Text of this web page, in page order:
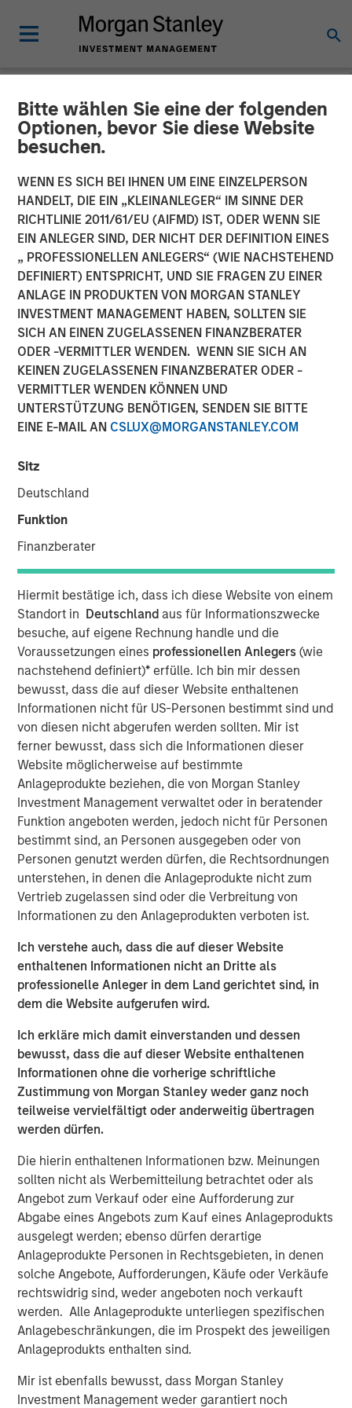
Bitte wählen Sie eine der folgenden
Optionen, bevor Sie diese Website
besuchen.
WENN ES SICH BEI IHNEN UM EINE EINZELPERSON
HANDELT, DIE EIN „KLEINANLEGER“ IM SINNE DER
RICHTLINIE 2011/61/EU (AIFMD) IST, ODER WENN SIE
EIN ANLEGER SIND, DER NICHT DER DEFINITION EINES
„ PROFESSIONELLEN ANLEGERS“ (WIE NACHSTEHEND
DEFINIERT) ENTSPRICHT, UND SIE FRAGEN ZU EINER
ANLAGE IN PRODUKTEN VON MORGAN STANLEY
INVESTMENT MANAGEMENT HABEN, SOLLTEN SIE
SICH AN EINEN ZUGELASSENEN FINANZBERATER
ODER -VERMITTLER WENDEN. WENN SIE SICH AN
KEINEN ZUGELASSENEN FINANZBERATER ODER -
VERMITTLER WENDEN KÖNNEN UND
UNTERSTÜTZUNG BENÖTIGEN, SENDEN SIE BITTE
EINE E-MAIL AN CSLUX@MORGANSTANLEY.COM
Sitz
Deutschland
Funktion
Finanzberater
Hiermit bestätige ich, dass ich diese Website von einem
Standort in Deutschland aus für Informationszwecke
besuche, auf eigene Rechnung handle und die
Voraussetzungen eines professionellen Anlegers(wie
nachstehend definiert)* erfülle. Ich bin mir dessen
bewusst, dass die auf dieser Website enthaltenen
Informationen nicht für US-Personen bestimmt sind und
von diesen nicht abgerufen werden sollten. Mir ist
ferner bewusst, dass sich die Informationen dieser
Website möglicherweise auf bestimmte
Anlageprodukte beziehen, die von Morgan Stanley
Investment Management verwaltet oder in beratender
Funktion angeboten werden, jedoch nicht für Personen
bestimmt sind, an Personen ausgegeben oder von
Personen genutzt werden dürfen, die Rechtsordnungen
unterstehen, in denen die Anlageprodukte nicht zum
Vertrieb zugelassen sind oder die Verbreitung von
Informationen zu den Anlageprodukten verboten ist.
Ich verstehe auch, dass die auf dieser Website
enthaltenen Informationen nicht an Dritte als
professionelle Anleger in dem Land gerichtet sind, in
dem die Website aufgerufen wird.
Ich erkläre mich damit einverstanden und dessen
bewusst, dass die auf dieser Website enthaltenen
Informationen ohne die vorherige schriftliche
Zustimmung von Morgan Stanley weder ganz noch
teilweise vervielfältigt oder anderweitig übertragen
werden dürfen.
Die hierin enthaltenen Informationen bzw. Meinungen
sollten nicht als Werbemitteilung betrachtet oder als
Angebot zum Verkauf oder eine Aufforderung zur
Abgabe eines Angebots zum Kauf eines Anlageprodukts
ausgelegt werden; ebenso dürfen derartige
Anlageprodukte Personen in Rechtsgebieten, in denen
solche Angebote, Aufforderungen, Käufe oder Verkäufe
rechtswidrig sind, weder angeboten noch verkauft
werden. Alle Anlageprodukte unterliegen spezifischen
Anlagebeschränkungen, die im Prospekt des jeweiligen
Anlageprodukts enthalten sind.
Mir ist ebenfalls bewusst, dass Morgan Stanley
Investment Management weder garantiert noch
NEWSROOM
Morgan Stanley Investment
Management Raises Over
$1.4 Billion for North Haven
Tactical Value Fund
12 DEZEMBER 2018
NEW YORK — December 12, 2018, 9:05 AM EST
Morgan Stanley Investment Management today
Tactical Value Fund LP and its related funds (collectively
“NHTV” or the “Fund”), significantly exceeding its original
long-term and often illiquid opportunities that are
identified primarily by leveraging the global Morgan
the first offering from the team, include some of the
world’s largest and most sophisticated institutional
investors as well as qualified individual investors.
“We are extremely pleased that investors have
recognized the strength of our investment team and the
potential of this innovative product,” said David N. Miller,
Head of Private Credit and Equity for Morgan Stanley
Investment Management. “The Fund has a truly
differentiated strategy that identifies investments not
constrained by traditional asset class definitions.This
flexible approach coupled with access to proprietary
opportunities sourced through Morgan Stanley’s global
network has enabled us to create what we believe is a
unique offering with a strong value proposition.”
The Morgan Stanley Tactical Value Investing team will
directly interface with the global Morgan Stanley platform
Markets, Investment Banking, Sales & Trading, Wealth
Management and Investment Management in addition to
the Team’s proprietary network. The team focuses on
providing nimble, opportunistic capital and has the ability
“Given the scarcity of opportunistic capital, we see a
clear opening in the market for a fund to fill the
supply/demand gap,” said Thomas Cahill, Co-Head of
Morgan Stanley Tactical Value Investing. “Our team's
structuring expertise, complemented by Morgan Stanley's
to address a company’s unique capital needs or
idiosyncratic risks.”
Pedro Teixeira, Co-Head of Morgan Stanley Tactical Value
Investing, added: “We believe the Fund has distinct and
tangible advantages throughout the investment lifecycle
by having access to the best in class resources of the
Morgan Stanley platform. With a broad investment
mandate, we are able to pursue complex, unique
opportunities and seek to build an uncorrelated portfolio
of attractive investments.”
About Morgan Stanley Tactical Value Investing